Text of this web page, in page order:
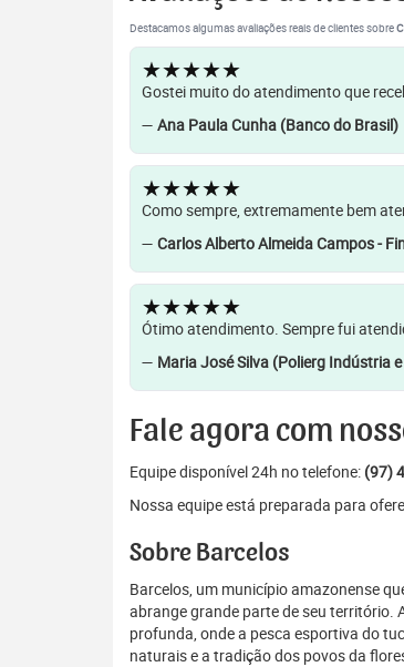
Destacamos algumas avaliações reais de clientes sobre
★★★★★
Gostei muito do atendimento que
— Ana Paula Cunha (Banco do Brasil)
★★★★★
Como sempre, extremamente bem
— Carlos Alberto Almeida Campos -
★★★★★
Ótimo atendimento. Sempre fui
— Maria José Silva (Polierg Indústria e
Fale agora com
Equipe disponível 24h no telefone: (97)
Nossa equipe está preparada para
Sobre Barcelos
Barcelos, um município amazonense
abrange grande parte de seu território.
profunda, onde a pesca esportiva do
naturais e a tradição dos povos da